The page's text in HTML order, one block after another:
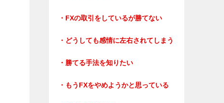
・FXの取引をしているが勝てない
・どうしても感情に左右されてしまう
・勝てる手法を知りたい
・もうFXをやめようかと思っている